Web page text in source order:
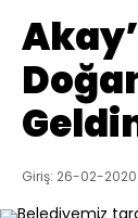
Giriş: 26-02-2020